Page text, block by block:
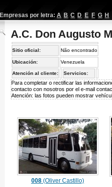
Empresas por letra: A B C D E F G H
A.C. Don Augusto
Sitio oficial: Não encontrado
Ubicación: Venezuela
Atención al cliente: Servicios:
Para completar o rectificar las
contacto con nosotros por el e-mail
Atención: las fotos pueden mostrar
008(Oliver Castillo)